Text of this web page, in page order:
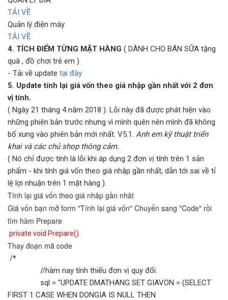
TẢI VỀ
Quản lý điện máy
TẢI VỀ
4. TÍCH ĐIỂM TỪNG MẶT HÀNG ( DÀNH CHO BÁN SỮA tặng
quà , đồ chơi trẻ em )
- Tải về update tại đây
5. Update tính lại giá vốn theo giá nhập gần nhất với 2 đơn
vị tính.
( Ngày 21 tháng 4 năm 2018 ). Lỗi này đã được phát hiện vào
những phiên bản trước nhưng vì mình quên nên mình đã không
bổ xung vào phiên bản mới nhất. V5.1. Anh em kỹ thuật triển
khai và các chủ shop thông cảm.
( Nó chỉ được tính là lỗi khi áp dụng 2 đơn vị tính trên 1 sản
phẩm - khi tính giá vốn theo giá nhập gần nhất, dẫn tới sai về tỉ
lệ lợi nhuận trên 1 mặt hàng ).
Tính lại giá vốn theo giá nhâp gần nhât
Giá vốn bạn mở form "Tính lại giá vốn" Chuyển sang "Code" rồi
tìm hàm Prepare
private void Prepare()
Thay đoạn mã code
/*
//hàm nay tính thiếu đơn vị quy đổi.
sql = "UPDATE DMATHANG SET GIAVON = (SELECT
FIRST 1 CASE WHEN DONGIA IS NULL THEN